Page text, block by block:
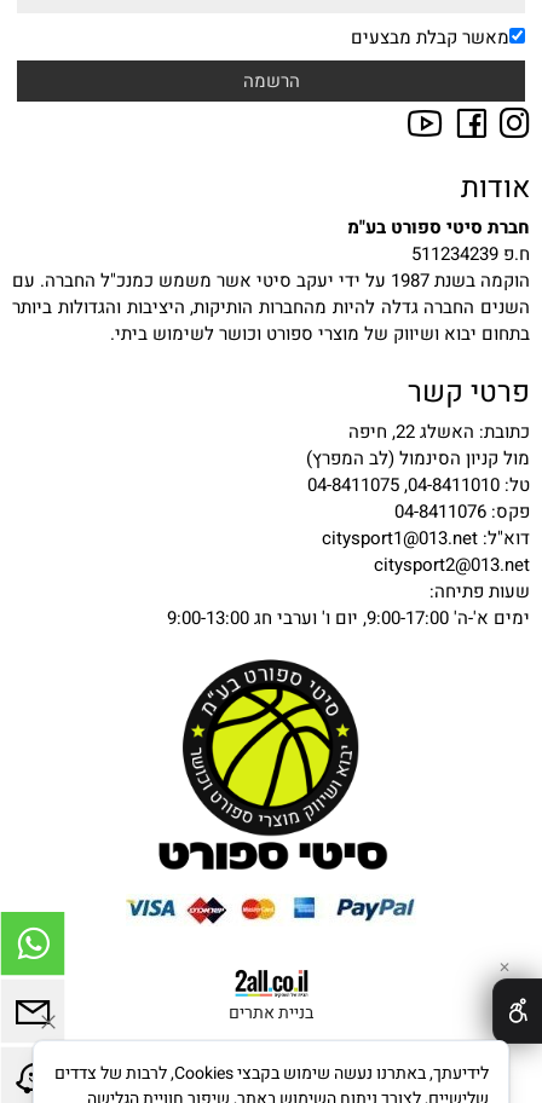
מאשר קבלת מבצעים
אודות
חברת סיטי ספורט בע"מ
ח.פ 511234239
הוקמה בשנת 1987 על ידי יעקב סיטי אשר משמש כמנכ"ל החברה. עם
השנים החברה גדלה להיות מהחברות הותיקות, היציבות והגדולות ביותר
בתחום יבוא ושיווק של מוצרי ספורט וכושר לשימוש ביתי.
פרטי קשר
כתובת: האשלג 22, חיפה
מול קניון הסינמול (לב המפרץ)
טל: 04-8411010, 04-8411075
פקס: 04-8411076
דוא"ל: citysport1@013.net
citysport2@013.net
שעות פתיחה:
ימים א'-ה' 9:00-17:00, יום ו' וערבי חג 9:00-13:00
בניית אתרים
✕
לידיעתך, באתרנו נעשה שימוש בקבצי Cookies, לרבות של צדדים